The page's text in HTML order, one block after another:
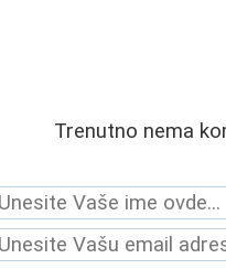
Trenutno nema